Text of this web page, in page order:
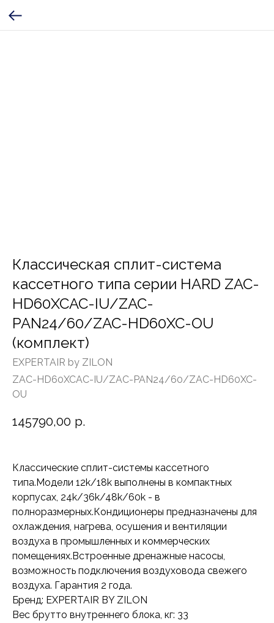
Классическая сплит-система
кассетного типа серии HARD ZAC-
HD60XCAC-IU/ZAC-
PAN24/60/ZAC-HD60XC-OU
(комплект)
EXPERTAIR by ZILON
ZAC-HD60XCAC-IU/ZAC-PAN24/60/ZAC-HD60XC-
OU
145790,00 р.
Классические сплит-системы кассетного
типа.Модели 12k/18k выполнены в компактных
корпусах, 24k/36k/48k/60k - в
полноразмерных.Кондиционеры предназначены для
охлаждения, нагрева, осушения и вентиляции
воздуха в промышленных и коммерческих
помещениях.Встроенные дренажные насосы,
возможность подключения воздуховода свежего
воздуха. Гарантия 2 года.
Бренд: EXPERTAIR BY ZILON
Вес брутто внутреннего блока, кг: 33